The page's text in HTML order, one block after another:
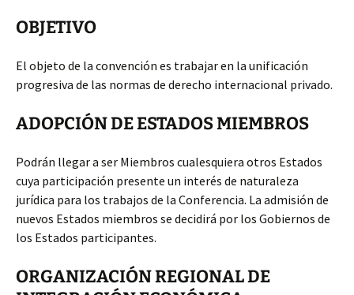
OBJETIVO
El objeto de la convención es trabajar en la unificación
progresiva de las normas de derecho internacional privado.
ADOPCIÓN DE ESTADOS MIEMBROS
Podrán llegar a ser Miembros cualesquiera otros Estados
cuya participación presente un interés de naturaleza
jurídica para los trabajos de la Conferencia. La admisión de
nuevos Estados miembros se decidirá por los Gobiernos de
los Estados participantes.
ORGANIZACIÓN REGIONAL DE